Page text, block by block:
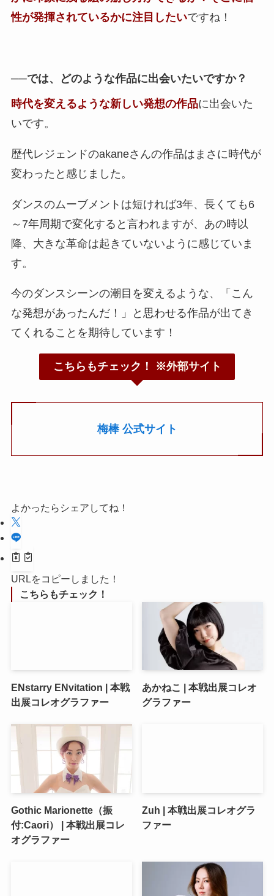
性が発揮されているかに注目したいですね！
──では、どのような作品に出会いたいですか？
時代を変えるような新しい発想の作品に出会いた
いです。
歴代レジェンドのakaneさんの作品はまさに時代が
変わったと感じました。
ダンスのムーブメントは短ければ3年、長くても6
～7年周期で変化すると言われますが、あの時以
降、大きな革命は起きていないように感じていま
す。
今のダンスシーンの潮目を変えるような、「こん
な発想があったんだ！」と思わせる作品が出てき
てくれることを期待しています！
こちらもチェック！ ※外部サイト
梅棒 公式サイト
よかったらシェアしてね！
URLをコピーしました！
こちらもチェック！
ENstarry ENvitation | 本戦
出展コレオグラファー
あかねこ | 本戦出展コレオ
グラファー
Gothic Marionette（振
付:Caori） | 本戦出展コレ
オグラファー
Zuh | 本戦出展コレオグラ
ファー